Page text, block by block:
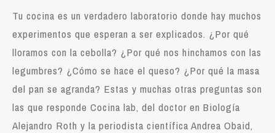
Tu cocina es un verdadero laboratorio donde hay muchos
experimentos que esperan a ser explicados. ¿Por qué
lloramos con la cebolla? ¿Por qué nos hinchamos con las
legumbres? ¿Cómo se hace el queso? ¿Por qué la masa
del pan se agranda? Estas y muchas otras preguntas son
las que responde Cocina lab, del doctor en Biología
Alejandro Roth y la periodista científica Andrea Obaid,